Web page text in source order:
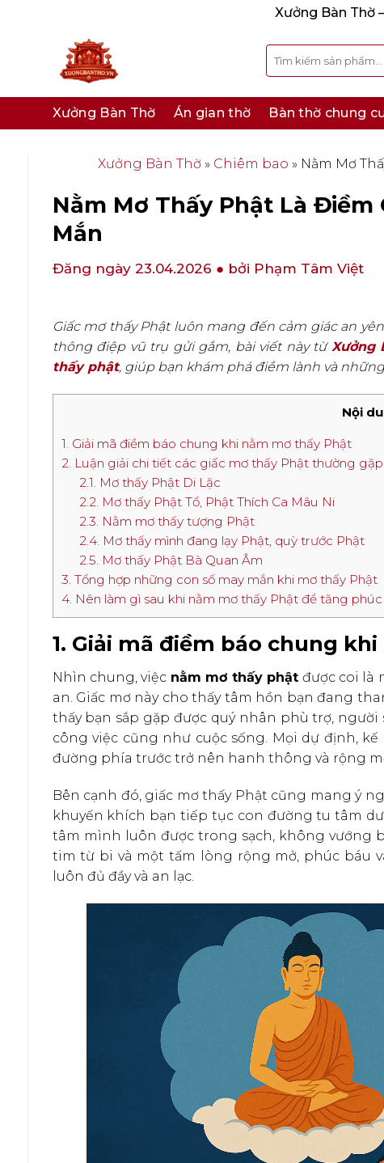
Xưởng Bàn Thờ
Tìm
kiếm:
Xưởng Bàn Thờ Án gian thờ Bàn thờ chung
Xưởng Bàn Thờ » Chiêm bao » Nằm Mơ
Nằm Mơ Thấy Phật Là Điềm
Mắn
Đăng ngày 23.04.2026 ● bởi Phạm Tâm Việt
Giấc mơ thấy Phật luôn mang đến cảm giác an
thông điệp vũ trụ gửi gắm, bài viết này từ Xưởng
thấy phật, giúp bạn khám phá điềm lành và
Nội
1. Giải mã điềm báo chung khi nằm mơ thấy Phật
2. Luận giải chi tiết các giấc mơ thấy Phật thường
2.1. Mơ thấy Phật Di Lặc
2.2. Mơ thấy Phật Tổ, Phật Thích Ca Mâu Ni
2.3. Nằm mơ thấy tượng Phật
2.4. Mơ thấy mình đang lạy Phật, quỳ trước Phật
2.5. Mơ thấy Phật Bà Quan Âm
3. Tổng hợp những con số may mắn khi mơ thấy Phật
4. Nên làm gì sau khi nằm mơ thấy Phật để tăng phúc
1. Giải mã điềm báo chung
Nhìn chung, việc nằm mơ thấy phật được coi là
an. Giấc mơ này cho thấy tâm hồn bạn đang
thấy bạn sắp gặp được quý nhân phù trợ,
công việc cũng như cuộc sống. Mọi dự định,
đường phía trước trở nên hanh thông và rộng
Bên cạnh đó, giấc mơ thấy Phật cũng mang ý
khuyến khích bạn tiếp tục con đường tu tâm
tâm mình luôn được trong sạch, không vướng
tim từ bi và một tấm lòng rộng mở, phúc báu
luôn đủ đầy và an lạc.